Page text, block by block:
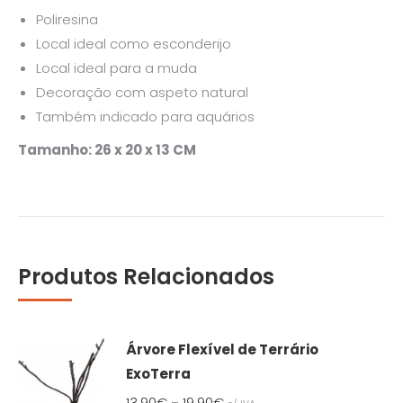
Poliresina
Local ideal como esconderijo
Local ideal para a muda
Decoração com aspeto natural
Também indicado para aquários
Tamanho: 26 x 20 x 13 CM
Produtos Relacionados
Árvore Flexível de Terrário
ExoTerra